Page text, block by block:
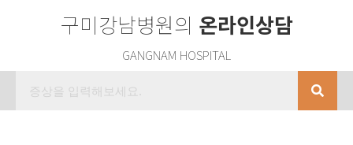
구미강남병원의 온라인상담
GANGNAM HOSPITAL